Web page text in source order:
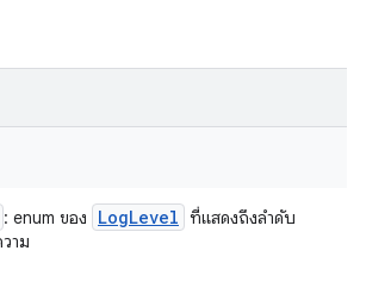
: enum ของ LogLevel ที่แสดงถึงลำดับ
าม